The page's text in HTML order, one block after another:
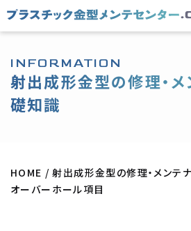
INFORMATION
射出成形金型の修理・
礎知識
HOME
射出成形金型の修理・メンテ
オーバーホール項目